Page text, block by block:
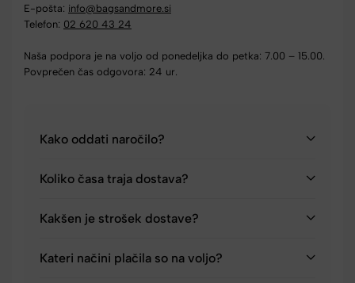
E-pošta: info@bagsandmore.si
Telefon: 02 620 43 24
Naša podpora je na voljo od ponedeljka do petka: 7.00 – 15.00.
Povprečen čas odgovora: 24 ur.
Kako oddati naročilo?
Koliko časa traja dostava?
Kakšen je strošek dostave?
Kateri načini plačila so na voljo?